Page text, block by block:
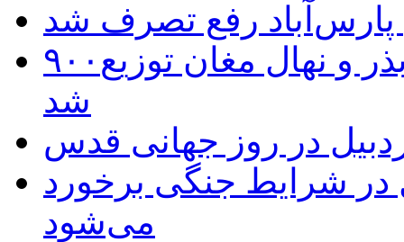
پارس‌آباد رفع تصرف شد
۹۰۰هزار اصله نهال توسط ایستگاه بذر و نهال مغان توزیع
شد
در روز جهانی قدس
در شرایط جنگی برخورد
می‌شود